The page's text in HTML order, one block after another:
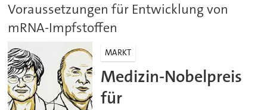
Voraussetzungen für Entwicklung von
mRNA-Impfstoffen
MARKT
Medizin-Nobelpreis
für